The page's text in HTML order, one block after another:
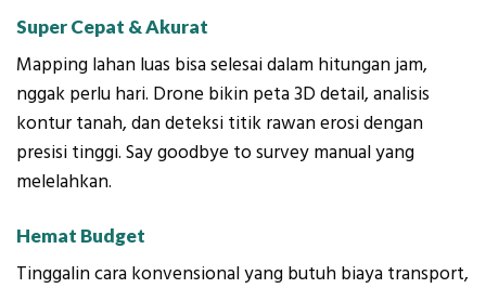
Super Cepat & Akurat
Mapping lahan luas bisa selesai dalam hitungan jam,
nggak perlu hari. Drone bikin peta 3D detail, analisis
kontur tanah, dan deteksi titik rawan erosi dengan
presisi tinggi. Say goodbye to survey manual yang
melelahkan.
Hemat Budget
Tinggalin cara konvensional yang butuh biaya transport,